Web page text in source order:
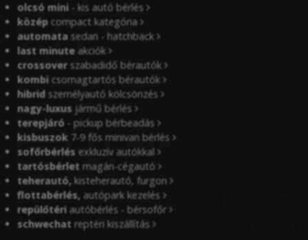
olcsó mini - kis autó bérlés
közép compact kategória
automata sedan - hatchback
last minute akciók
crossover szabadidő bérautók
kombi csomagtartós bérautók
hibrid személyautó kölcsönzés
nagy-luxus jármű bérlés
terepjáró - pickup bérbeadás
kisbuszok 7-9 fős minivan bérlés
sofőrbérlés exkluzív autókkal
tartósbérlet magán-cégautó
teherautó, kisteherautó, furgon
flottabérlés, autópark kezelés
repülőtéri autóbérlés - bérsofőr
schwechat reptéri kiszállítás